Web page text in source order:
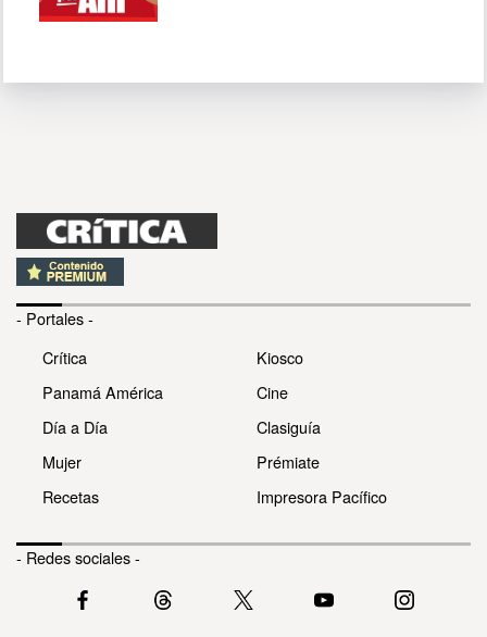
- Portales -
Crítica
Panamá América
Día a Día
Mujer
Recetas
Kiosco
Cine
Clasiguía
Prémiate
Impresora Pacífico
- Redes sociales -